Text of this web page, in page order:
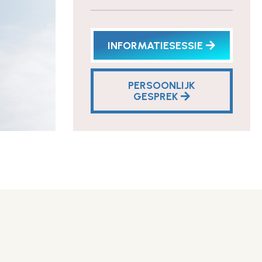
INFORMATIESESSIE
PERSOONLIJK
GESPREK